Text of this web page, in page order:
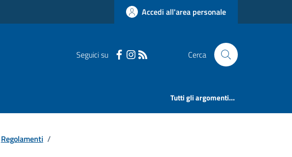
Accedi all'area personale
Seguici su Cerca
Tutti gli argomenti...
Regolamenti /